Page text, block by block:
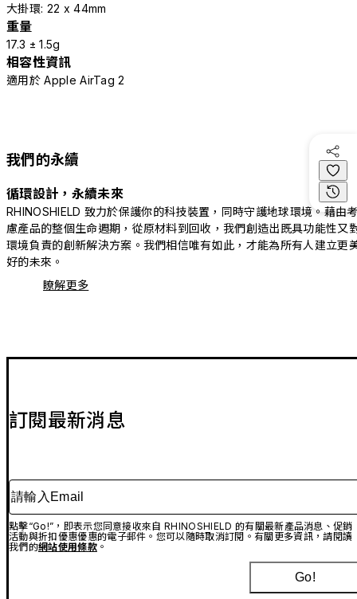
大掛環: 22 x 44mm
重量
17.3 ± 1.5g
相容性資訊
適用於 Apple AirTag 2
我們的永續
循環設計，永續未來
RHINOSHIELD 致力於保護你的科技裝置，同時守護地球環境。藉由
慮產品的整個生命週期，從原材料到回收，我們創造出既具功能性又
環境負責的創新解決方案。我們相信唯有如此，才能為所有人建立更
好的未來。
瞭解更多
訂閱最新消息
請輸入Email
點擊“Go!”，即表示您同意接收來自 RHINOSHIELD 的有關最新產品消息、促銷
活動與折扣優惠優惠的電子郵件。您可以隨時取消訂閱。有關更多資訊，請閱讀
我們的網站使用條款。
Go!